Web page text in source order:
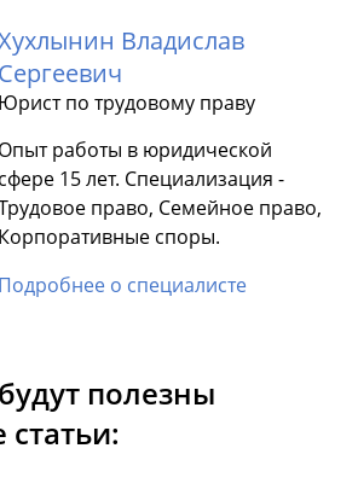
Владислав
Сергеевич
Юрист по трудовому праву
Опыт работы в юридической
сфере 15 лет. Специализация -
право, Семейное право,
Корпоративные споры.
Подробнее о специалисте
полезны